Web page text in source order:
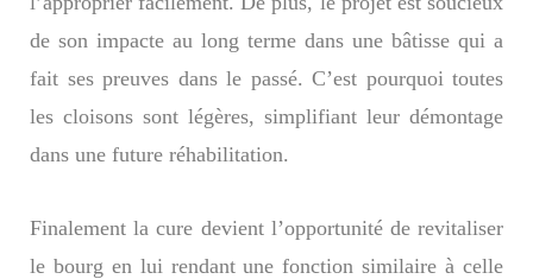
de son impacte au long terme dans une bâtisse qui a
fait ses preuves dans le passé. C’est pourquoi toutes
les cloisons sont légères, simplifiant leur démontage
dans une future réhabilitation.
Finalement la cure devient l’opportunité de revitaliser
le bourg en lui rendant une fonction similaire à celle